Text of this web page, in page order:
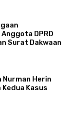
DPRD
Surat Dakwaan
Nurman Herin
Kasus